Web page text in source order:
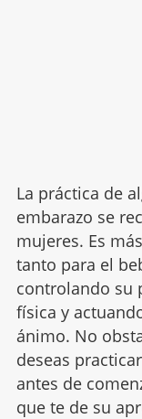
La práctica de
embarazo se
mujeres. Es
tanto para el
controlando su
física y
ánimo. No
deseas
antes de
que te de su